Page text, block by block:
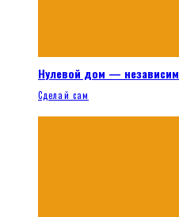
Нулевой дом —
Сделай сам